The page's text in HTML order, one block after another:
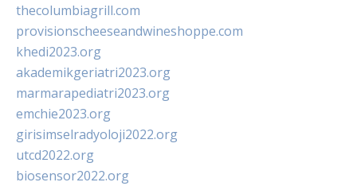
thecolumbiagrill.com
provisionscheeseandwineshoppe.com
khedi2023.org
akademikgeriatri2023.org
marmarapediatri2023.org
emchie2023.org
girisimselradyoloji2022.org
utcd2022.org
biosensor2022.org